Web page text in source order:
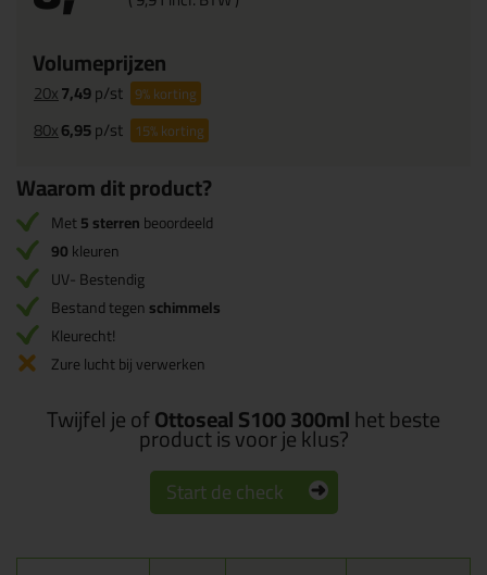
Volumeprijzen
20x7,49p/st 9%korting
80x6,95p/st 15%korting
Waarom dit product?
Met5 sterrenbeoordeeld
90kleuren
UV- Bestendig
Bestand tegenschimmels
Kleurecht!
Zure lucht bij verwerken
Twijfel je ofOttoseal S100 300mlhet beste
product is voor je klus?
Start de check